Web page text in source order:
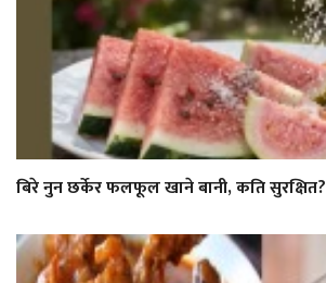
बिरे नुन छर्केर फलफूल खाने बानी, कति सुरक्षित?